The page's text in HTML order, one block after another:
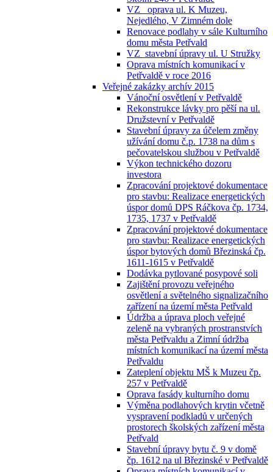
VZ_ oprava ul. K Muzeu,
Nejedlého, V Zimném dole
Renovace podlahy v sále Kulturního
domu města Petřvald
VZ_stavební úpravy ul. U Stružky
Oprava místních komunikací v
Petřvaldě v roce 2016
Veřejné zakázky archív 2015
Vánoční osvětlení v Petřvaldě
Rekonstrukce lávky pro pěší na ul.
Družstevní v Petřvaldě
Stavební úpravy za účelem změny
užívání domu č.p. 1738 na dům s
pečovatelskou službou v Petřvaldě
Výkon technického dozoru
investora
Zpracování projektové dokumentace
pro stavbu: Realizace energetických
úspor domů DPS Ráčkova čp. 1734,
1735, 1737 v Petřvaldě
Zpracování projektové dokumentace
pro stavbu: Realizace energetických
úspor bytových domů Březinská čp.
1611-1615 v Petřvaldě
Dodávka pytlované posypové soli
Zajištění provozu veřejného
osvětlení a světelného signalizačního
zařízení na území města Petřvald
Údržba a úprava ploch veřejné
zeleně na vybraných prostranstvích
města Petřvaldu a Zimní údržba
místních komunikací na území města
Petřvaldu
Zateplení objektu MŠ k Muzeu čp.
257 v Petřvaldě
Oprava fasády kulturního domu
Výměna podlahových krytin včetně
vyspravení podkladů v určených
prostorech školských zařízení města
Petřvald
Stavební úpravy bytu č. 9 v domě
čp. 1612 na ul Březinské v Petřvaldě